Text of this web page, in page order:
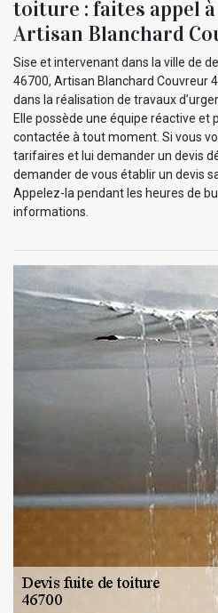
toiture : faites appel à
Artisan Blanchard
Sise et intervenant dans la ville de
46700, Artisan Blanchard Couvreur
dans la réalisation de travaux
Elle possède une équipe réactive et
contactée à tout moment. Si vous
tarifaires et lui demander un devis
demander de vous établir un devis
Appelez-la pendant les heures de
informations.